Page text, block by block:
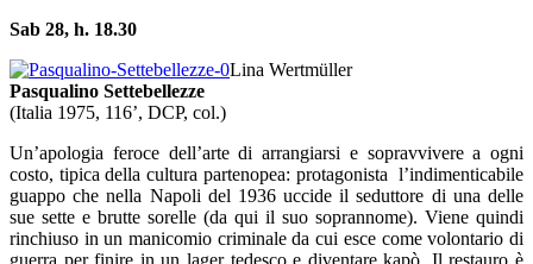
Sab 28, h. 18.30
Lina Wertmüller
Pasqualino Settebellezze
(Italia 1975, 116’, DCP, col.)
Un’apologia feroce dell’arte di arrangiarsi e sopravvivere a ogni
costo, tipica della cultura partenopea: protagonista l’indimenticabile
guappo che nella Napoli del 1936 uccide il seduttore di una delle
sue sette e brutte sorelle (da qui il suo soprannome). Viene quindi
rinchiuso in un manicomio criminale da cui esce come volontario di
guerra per finire in un lager tedesco e diventare kapò. Il restauro è